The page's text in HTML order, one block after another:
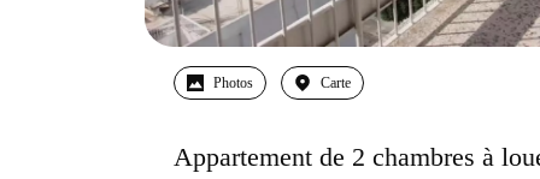
Photos Carte
Appartement de 2 chambres à